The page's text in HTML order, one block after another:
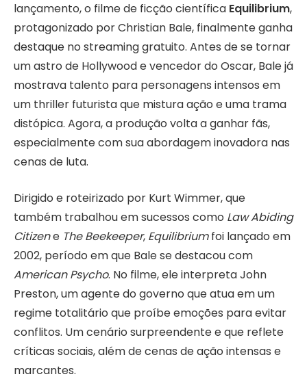
lançamento, o filme de ficção científica Equilibrium,
protagonizado por Christian Bale, finalmente ganha
destaque no streaming gratuito. Antes de se tornar
um astro de Hollywood e vencedor do Oscar, Bale já
mostrava talento para personagens intensos em
um thriller futurista que mistura ação e uma trama
distópica. Agora, a produção volta a ganhar fãs,
especialmente com sua abordagem inovadora nas
cenas de luta.
Dirigido e roteirizado por Kurt Wimmer, que
também trabalhou em sucessos como Law Abiding
Citizene The Beekeeper, Equilibriumfoi lançado em
2002, período em que Bale se destacou com
American Psycho. No filme, ele interpreta John
Preston, um agente do governo que atua em um
regime totalitário que proíbe emoções para evitar
conflitos. Um cenário surpreendente e que reflete
críticas sociais, além de cenas de ação intensas e
marcantes.